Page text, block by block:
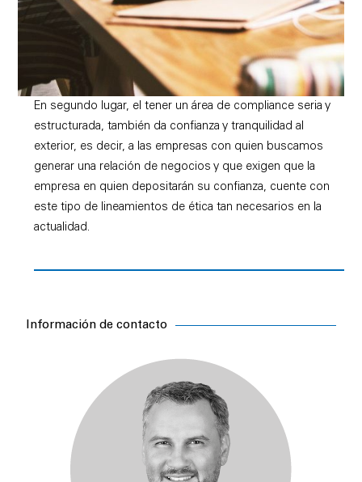
En segundo lugar, el tener un área de compliance seria y
estructurada, también da confianza y tranquilidad al
exterior, es decir, a las empresas con quien buscamos
generar una relación de negocios y que exigen que la
empresa en quien depositarán su confianza, cuente con
este tipo de lineamientos de ética tan necesarios en la
actualidad.
Información de contacto